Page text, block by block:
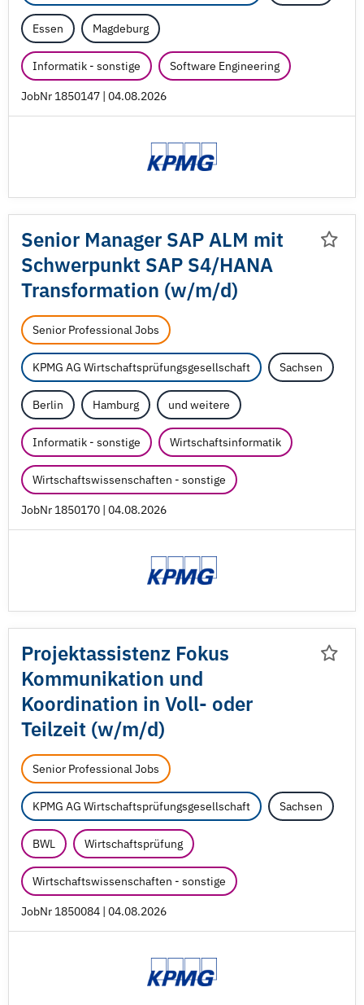
Essen Magdeburg
Informatik - sonstige Software Engineering
JobNr 1850147 | 04.08.2026
Senior Manager SAP ALM mit
Schwerpunkt SAP S4/HANA
Transformation (w/m/d)
Senior Professional Jobs
KPMG AG Wirtschaftsprüfungsgesellschaft Sachsen
Berlin Hamburg und weitere
Informatik - sonstige Wirtschaftsinformatik
Wirtschaftswissenschaften - sonstige
JobNr 1850170 | 04.08.2026
Projektassistenz Fokus
Kommunikation und
Koordination in Voll- oder
Teilzeit (w/m/d)
Senior Professional Jobs
KPMG AG Wirtschaftsprüfungsgesellschaft Sachsen
BWL Wirtschaftsprüfung
Wirtschaftswissenschaften - sonstige
JobNr 1850084 | 04.08.2026